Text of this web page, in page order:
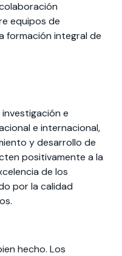
equipos de
formación integral de
e
e internacional,
y desarrollo de
positivamente a la
de los
por la calidad
hecho. Los